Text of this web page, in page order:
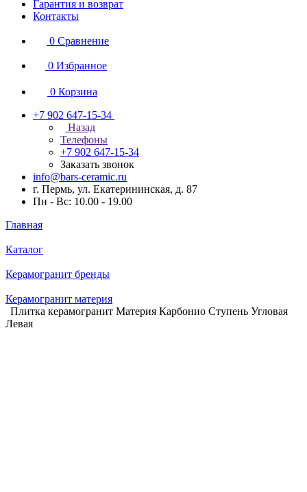
Гарантия и возврат
Контакты
0 Сравнение
0 Избранное
0 Корзина
+7 902 647-15-34
Назад
Телефоны
+7 902 647-15-34
Заказать звонок
info@bars-ceramic.ru
г. Пермь, ул. Екатерининская, д. 87
Пн - Вс: 10.00 - 19.00
Главная
Каталог
Керамогранит бренды
Керамогранит материя
Плитка керамогранит Материя Карбонио Ступень Угловая
Левая